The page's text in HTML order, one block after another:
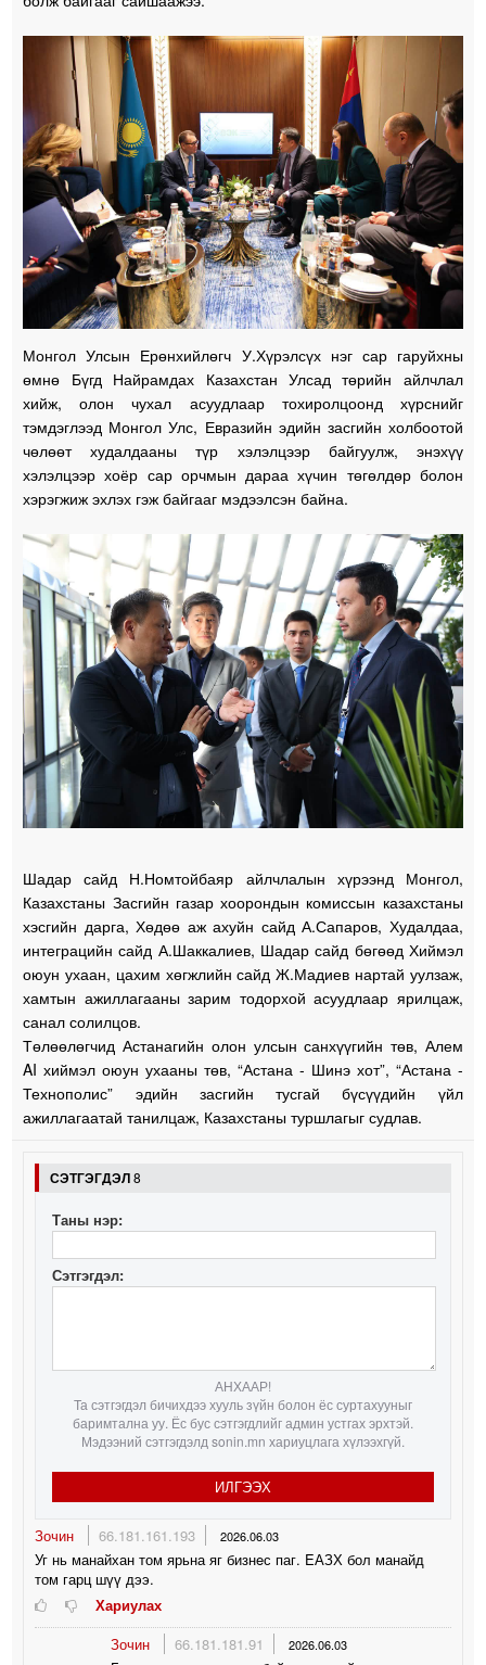
Монгол Улсын Ерөнхийлөгч У.Хүрэлсүх нэг сар гаруйхны
өмнө Бүгд Найрамдах Казахстан Улсад төрийн айлчлал
хийж, олон чухал асуудлаар тохиролцоонд хүрснийг
тэмдэглээд Монгол Улс, Евразийн эдийн засгийн холбоотой
чөлөөт худалдааны түр хэлэлцээр байгуулж, энэхүү
хэлэлцээр хоёр сар орчмын дараа хүчин төгөлдөр болон
хэрэгжиж эхлэх гэж байгааг мэдээлсэн байна.
Шадар сайд Н.Номтойбаяр айлчлалын хүрээнд Монгол,
Казахстаны Засгийн газар хоорондын комиссын казахстаны
хэсгийн дарга, Хөдөө аж ахуйн сайд А.Сапаров, Худалдаа,
интеграцийн сайд А.Шаккалиев, Шадар сайд бөгөөд Хиймэл
оюун ухаан, цахим хөгжлийн сайд Ж.Мадиев нартай уулзаж,
хамтын ажиллагааны зарим тодорхой асуудлаар ярилцаж,
санал солилцов.
Төлөөлөгчид Астанагийн олон улсын санхүүгийн төв, Алем
AI хиймэл оюун ухааны төв, “Астана - Шинэ хот”, “Астана -
Технополис” эдийн засгийн тусгай бүсүүдийн үйл
ажиллагаатай танилцаж, Казахстаны туршлагыг судлав.
СЭТГЭГДЭЛ8
Таны нэр:
Сэтгэгдэл:
АНХААР!
Та сэтгэгдэл бичихдээ хууль зүйн болон ёс суртахууныг
баримтална уу. Ёс бус сэтгэгдлийг админ устгах эрхтэй.
Мэдээний сэтгэгдэлд sonin.mn хариуцлага хүлээхгүй.
ИЛГЭЭХ
Зочин 66.181.161.193 2026.06.03
Уг нь манайхан том ярьна яг бизнeс паг. EАЗХ бол манайд
том гарц шүү дээ.
Хариулах
Зочин
66.181.181.91 2026.06.03